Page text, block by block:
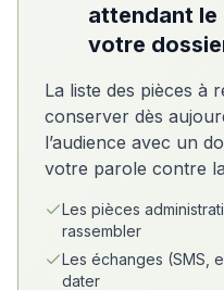
attendant le
votre
La liste des pièces à
conserver dès
l’audience avec un
votre parole contre
Les pièces
rassembler
Les échanges (SMS,
dater